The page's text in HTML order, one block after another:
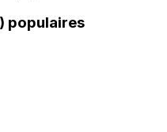
populaires